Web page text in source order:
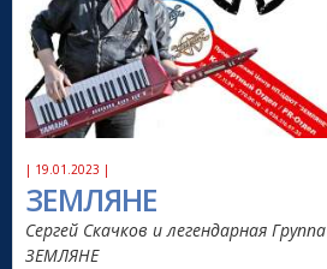
| 19.01.2023 |
ЗЕМЛЯНЕ
Сергей Скачков и легендарная Группа
ЗЕМЛЯНЕ